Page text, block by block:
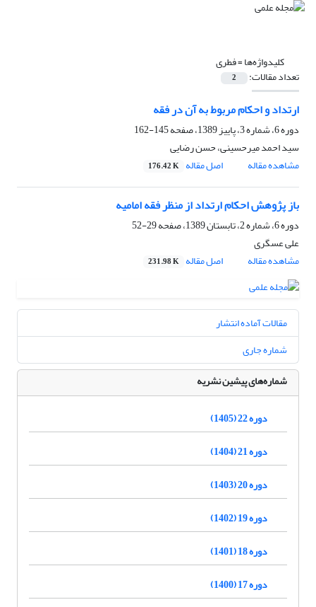
کلیدواژه‌ها =فطری
تعداد مقالات: 2
ارتداد و احکام مربوط به آن در فقه
دوره 6، شماره 3، پاییز 1389، صفحه
145-162
سید احمد میرحسینی، حسن رضایی
مشاهده مقاله
اصل مقاله 176.42 K
باز پژوهش احکام ارتداد از منظر فقه امامیه
دوره 6، شماره 2، تابستان 1389، صفحه
29-52
علی عسگری
مشاهده مقاله
اصل مقاله 231.98 K
مقالات آماده انتشار
شماره جاری
شماره‌های پیشین نشریه
دوره 22 (1405)
دوره 21 (1404)
دوره 20 (1403)
دوره 19 (1402)
دوره 18 (1401)
دوره 17 (1400)